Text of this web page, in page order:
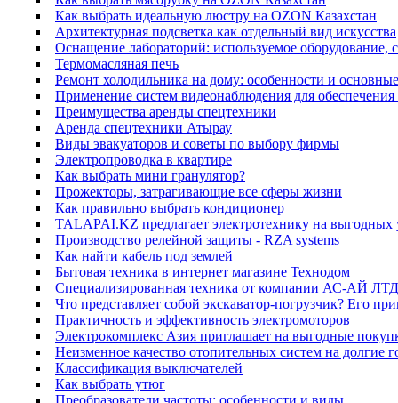
Как выбрать идеальную люстру на OZON Казахстан
Архитектурная подсветка как отдельный вид искусства
Оснащение лабораторий: используемое оборудование,
Термомасляная печь
Ремонт холодильника на дому: особенности и
Применение систем видеонаблюдения для обеспечения
Преимущества аренды спецтехники
Аренда спецтехники Атырау
Виды эвакуаторов и советы по выбору фирмы
Электропроводка в квартире
Как выбрать мини гранулятор?
Прожекторы, затрагивающие все сферы жизни
Как правильно выбрать кондиционер
TALAPAI.KZ предлагает электротехнику на выгодных
Производство релейной защиты - RZA systems
Как найти кабель под землей
Бытовая техника в интернет магазине Технодом
Специализированная техника от компании АС-АЙ ЛТД
Что представляет собой экскаватор-погрузчик? Его
Практичность и эффективность электромоторов
Электрокомплекс Азия приглашает на выгодные
Неизменное качество отопительных систем на долгие
Классификация выключателей
Как выбрать утюг
Преобразователи частоты: особенности и виды